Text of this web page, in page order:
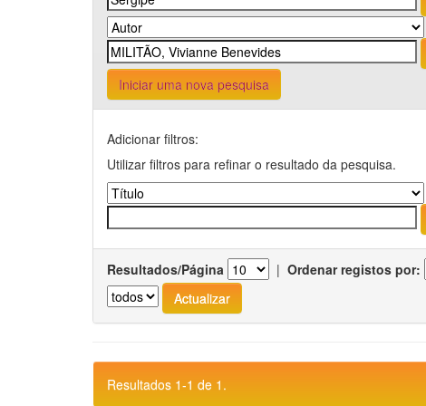
Iniciar uma nova pesquisa
Adicionar filtros:
Utilizar filtros para refinar o resultado da pesquisa.
Resultados/Página | Ordenar registos por:
Resultados 1-1 de 1.